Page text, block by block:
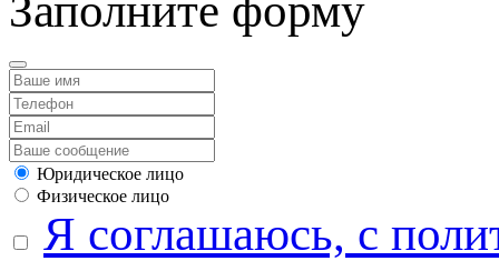
Юридическое лицо
Физическое лицо
Я соглашаюсь, с